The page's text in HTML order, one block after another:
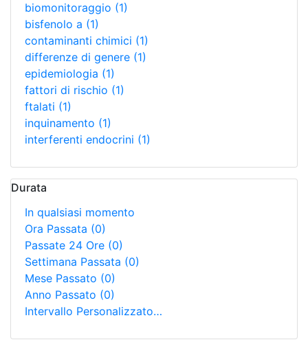
biomonitoraggio (1)
bisfenolo a (1)
contaminanti chimici (1)
differenze di genere (1)
epidemiologia (1)
fattori di rischio (1)
ftalati (1)
inquinamento (1)
interferenti endocrini (1)
Durata
In qualsiasi momento
Ora Passata (0)
Passate 24 Ore (0)
Settimana Passata (0)
Mese Passato (0)
Anno Passato (0)
Intervallo Personalizzato…